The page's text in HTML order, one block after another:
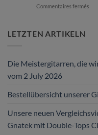
Commentaires fermés
Tops
LETZTEN ARTIKELN
Die Meistergitarren, die
vom 2 July 2026
Bestellübersicht unserer
Unsere neuen
Gnatek mit Double-Tops